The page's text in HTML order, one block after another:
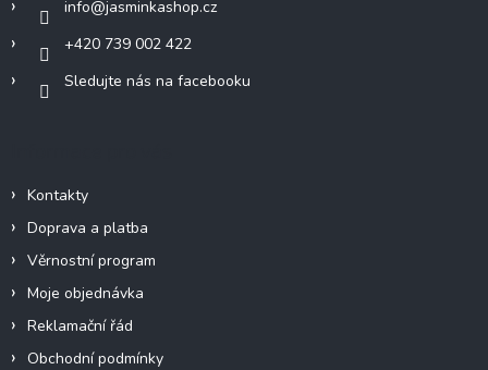
info@jasminkashop.cz
+420 739 002 422
Sledujte nás na facebooku
Kontakty
Doprava a platba
Věrnostní program
Moje objednávka
Reklamační řád
Obchodní podmínky